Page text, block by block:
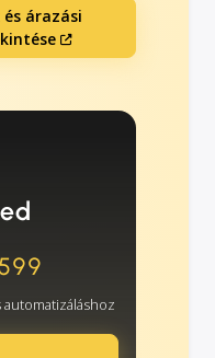
árazási